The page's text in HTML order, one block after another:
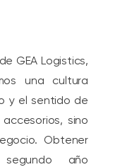
GEA Logistics,
una cultura
y el sentido de
sino
Obtener
año